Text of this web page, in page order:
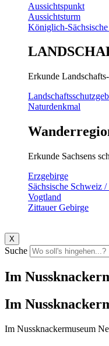
Aussichtspunkt
Aussichtsturm
Königlich-
Erkunde
Naturdenkmal
Erkunde Sachsens
Erzgebirge
Sächsische Schweiz
Vogtland
Zittauer Gebirge
X
Suche
Im
Im
Im Nussknackermuseum